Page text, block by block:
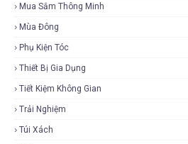
Mua Sắm Thông Minh
Mùa Đông
Phụ Kiện Tóc
Thiết Bị Gia Dụng
Tiết Kiệm Không Gian
Trải Nghiệm
Túi Xách